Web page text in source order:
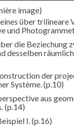
image)
über trilineare
und
die Beziechung
desselben
der
Système.(p.10)
aus
(p.14)
I.(p.16)